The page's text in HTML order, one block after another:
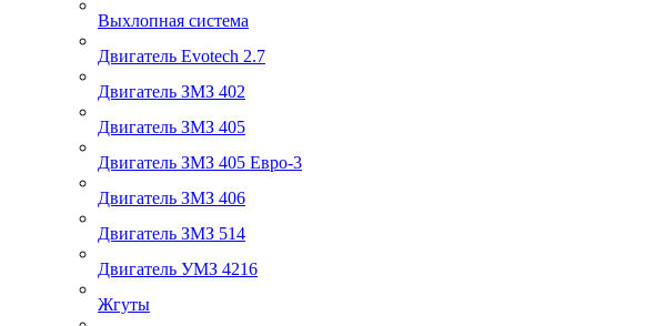
Выхлопная система
Двигатель Evotech 2.7
Двигатель ЗМЗ 402
Двигатель ЗМЗ 405
Двигатель ЗМЗ 405 Евро-3
Двигатель ЗМЗ 406
Двигатель ЗМЗ 514
Двигатель УМЗ 4216
Жгуты